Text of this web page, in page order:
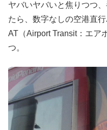
ヤバいヤバいと焦りつつ
たら、数字なしの空港直
AT（Airport Transit：エア
つ。